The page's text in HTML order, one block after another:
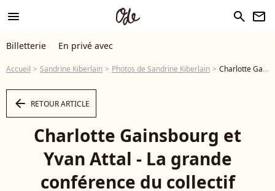
menu search newsletter
Billetterie En privé avec
Accueil Sandrine Kiberlain Photos de Sandrine Kiberlain Charlotte Gainsbourg et Yvan Attal - La grande conférence du collectif - Photo
arrow_left RETOUR ARTICLE
Charlotte Gainsbourg et
Yvan Attal - La grande
conférence du collectif